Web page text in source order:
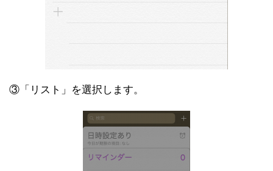
③「リスト」を選択します。